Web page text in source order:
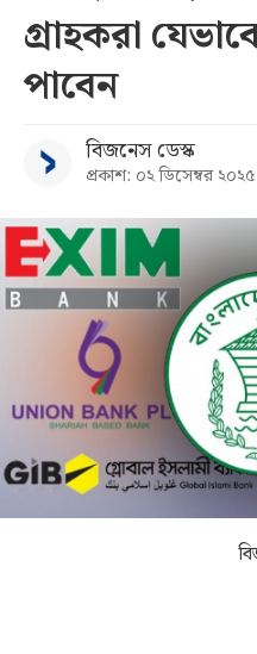
সব
বিভাগ
আর্কাইভ
কনভার্টার
গ্রাহকরা
পাবেন
বিজনেস ডেস্ক
প্রকাশ: ০২ ডিসেম্বর